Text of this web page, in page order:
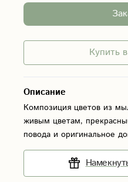
Купить
Описание
Композиция цветов из
живым цветам,
повода и оригинальное